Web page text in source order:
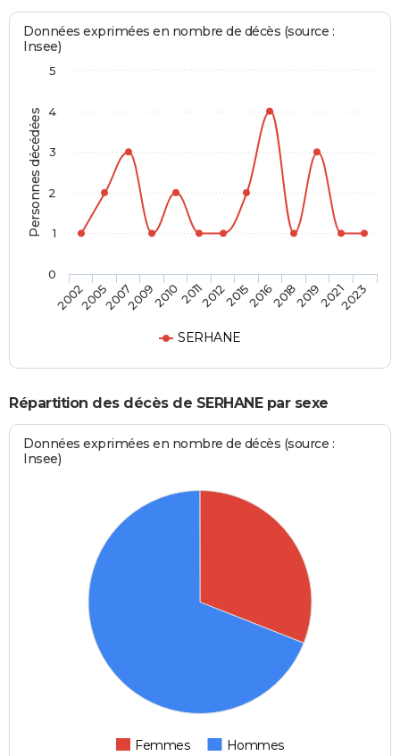
Personnes décédées
Données exprimées en nombre de décès (source :
Insee)
SERHANE
2002200520072009201020112012201520162018201920212023
0
1
2
3
4
5
Répartition des décès de SERHANE par sexe
Données exprimées en nombre de décès (source :
Insee)
Femmes Hommes